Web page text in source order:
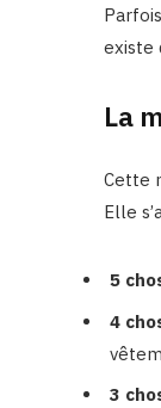
existe
La
Cette
Elle
5
4
3